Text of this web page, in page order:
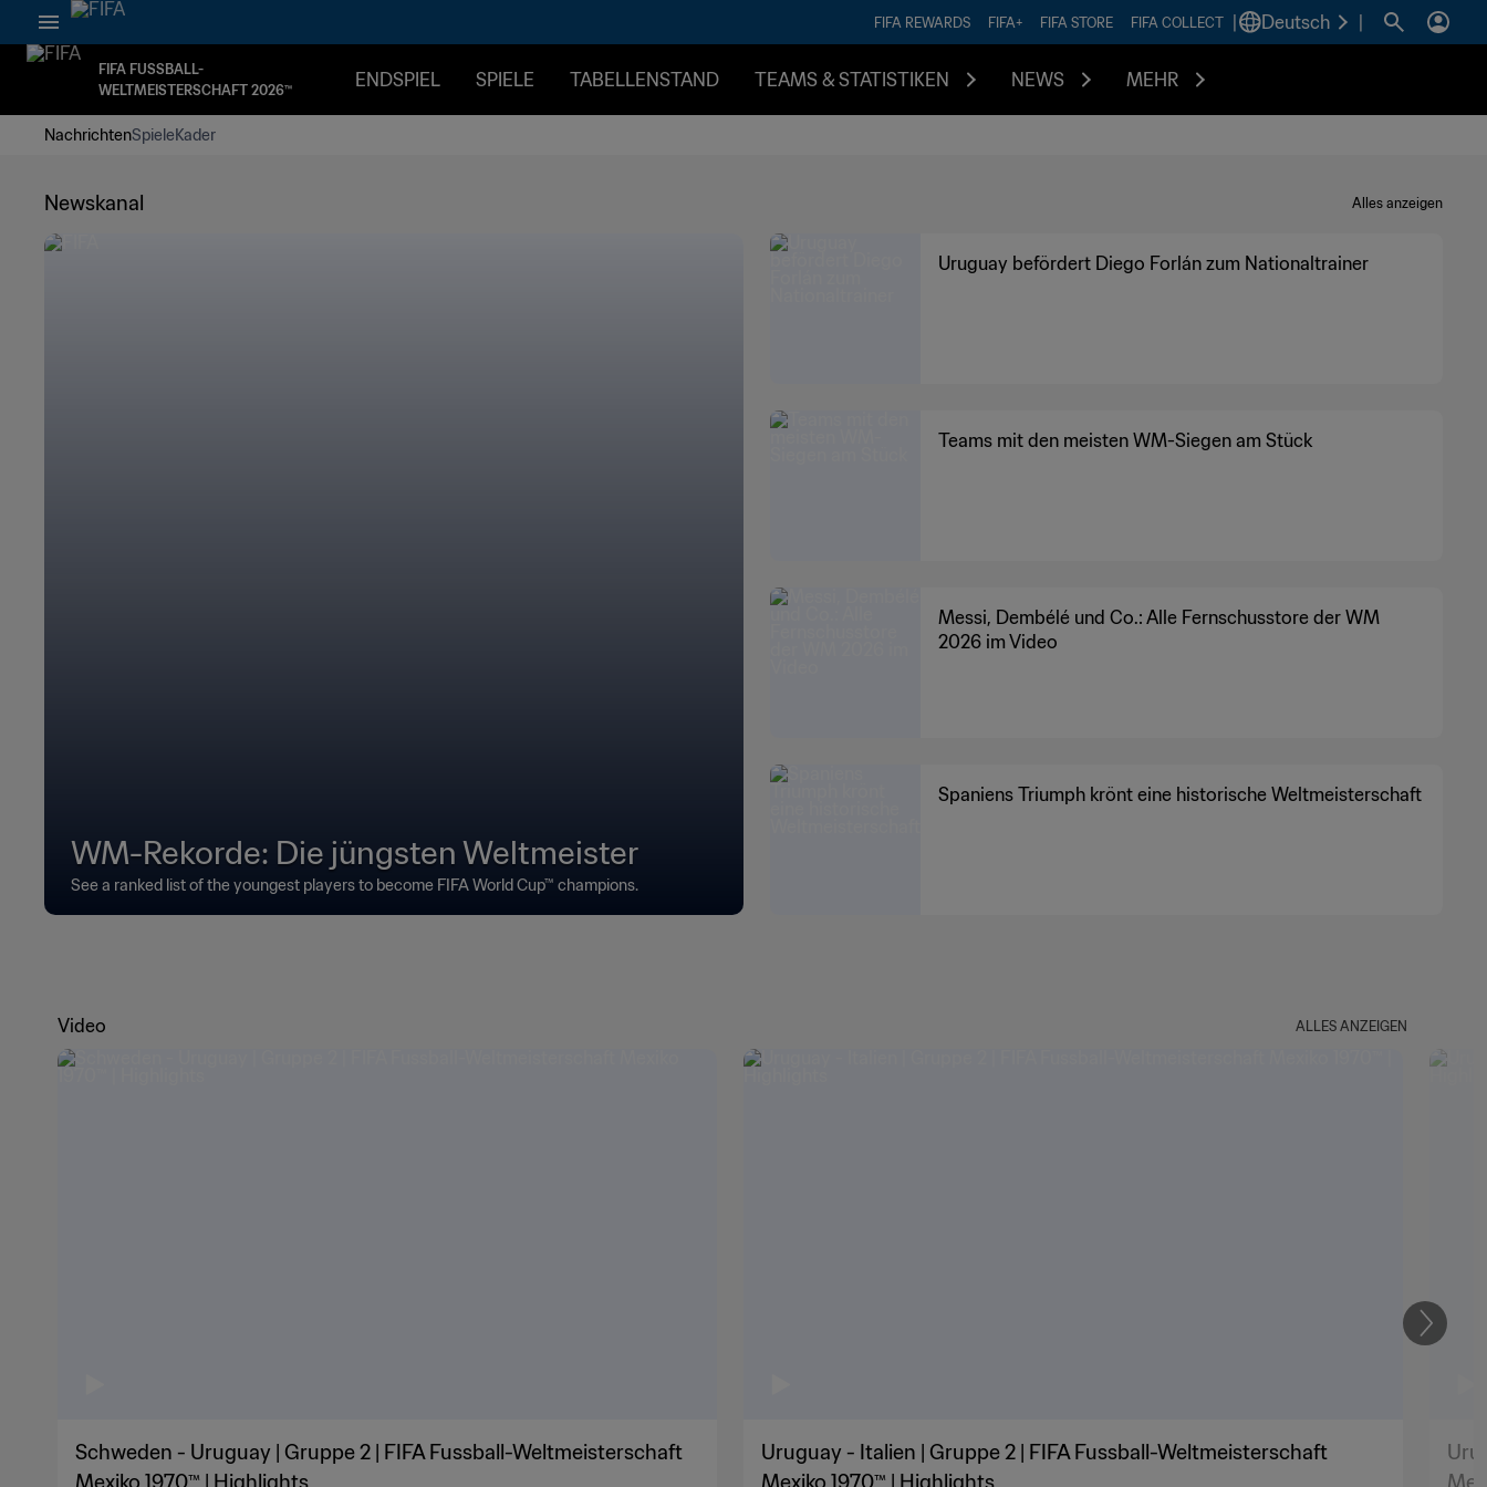
FIFA REWARDS FIFA+ FIFA STORE FIFA COLLECT Deutsch
FIFA FUSSBALL-
WELTMEISTERSCHAFT 2026™
ENDSPIEL SPIELE TABELLENSTAND TEAMS & STATISTIKEN NEWS MEHR
NachrichtenSpieleKader
Newskanal Alles anzeigen
WM-Rekorde: Die jüngsten Weltmeister
See a ranked list of the youngest players to become FIFA World Cup™ champions.
Uruguay befördert Diego Forlán zum Nationaltrainer
Teams mit den meisten WM-Siegen am Stück
Messi, Dembélé und Co.: Alle Fernschusstore der WM
2026 im Video
Spaniens Triumph krönt eine historische Weltmeisterschaft
Video ALLES ANZEIGEN
Schweden - Uruguay | Gruppe 2 | FIFA Fussball-Weltmeisterschaft
Uruguay - Italien | Gruppe 2 | FIFA Fussball-Weltmeisterschaft
Weiter